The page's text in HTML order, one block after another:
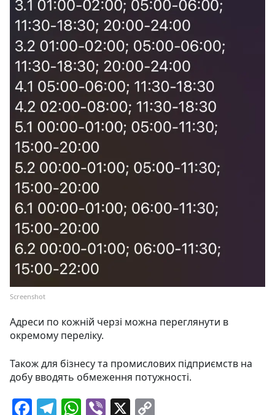
Screenshot
Адреси по кожній черзі можна переглянути в
окремому переліку.
Також для бізнесу та промислових підприємств на
добу вводять обмеження потужності.
F T W Vi X